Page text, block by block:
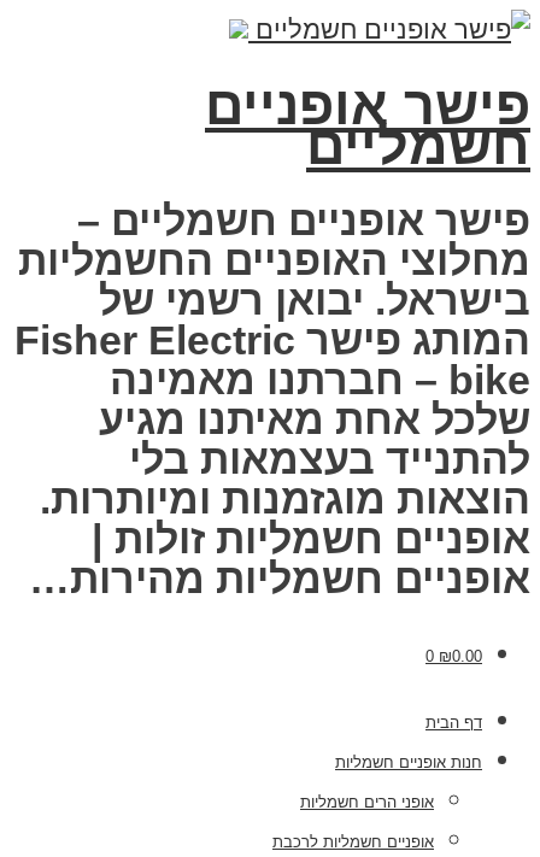
פישר אופניים
חשמליים
פישר אופניים חשמליים –
מחלוצי האופניים החשמליות
בישראל. יבואן רשמי של
המותג פישר Fisher Electric
bike – חברתנו מאמינה
שלכל אחת מאיתנו מגיע
להתנייד בעצמאות בלי
הוצאות מוגזמנות ומיותרות.
אופניים חשמליות זולות |
אופניים חשמליות מהירות…
₪0.00
0
דף הבית
חנות אופניים חשמליות
אופני הרים חשמליות
אופניים חשמליות לרכבת